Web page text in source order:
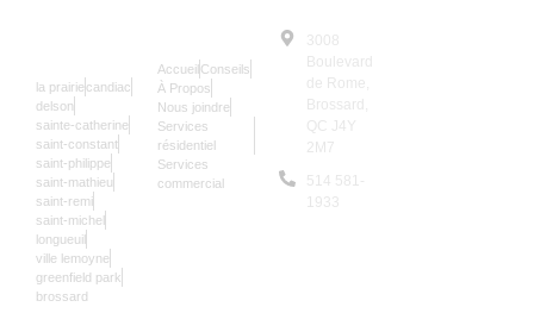
la prairie candiac
delson
sainte-catherine
saint-constant
saint-philippe
saint-mathieu
saint-remi
saint-michel
longueuil
ville lemoyne
greenfield park
brossard
Accueil Conseils
À Propos
Nous joindre
Services
résidentiel
Services
commercial
3008
Boulevard
de Rome,
Brossard,
QC J4Y
2M7
514 581-
1933